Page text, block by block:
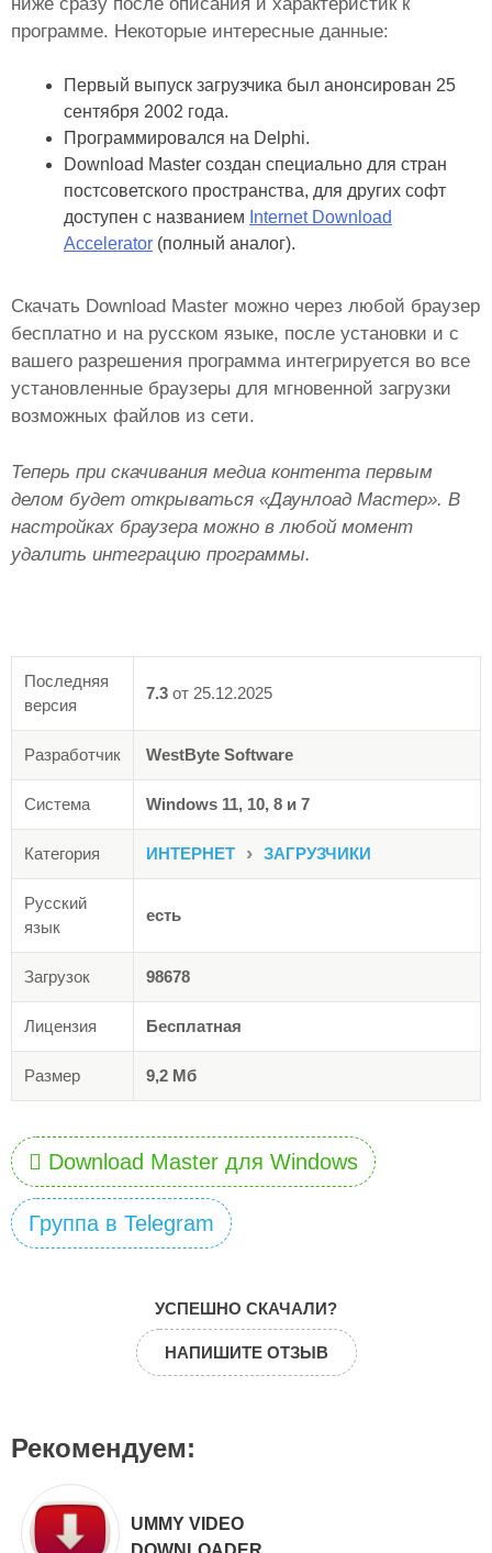
программе. Некоторые интересные данные:
Первый выпуск загрузчика был анонсирован 25
сентября 2002 года.
Программировался на Delphi.
Download Master создан специально для стран
постсоветского пространства, для других софт
доступен с названием Internet Download
Accelerator (полный аналог).
Скачать Download Master можно через любой браузер
бесплатно и на русском языке, после установки и с
вашего разрешения программа интегрируется во все
установленные браузеры для мгновенной загрузки
возможных файлов из сети.
Теперь при скачивания медиа контента первым
делом будет открываться «Даунлоад Мастер». В
настройках браузера можно в любой момент
удалить интеграцию программы.
Последняя
версия
7.3 от 25.12.2025
Разработчик WestByte Software
Система Windows 11, 10, 8 и 7
Категория ИНТЕРНЕТ › ЗАГРУЗЧИКИ
Русский
язык
есть
Загрузок 98678
Лицензия Бесплатная
Размер 9,2 Мб
Download Master для Windows
Группа в Telegram
УСПЕШНО СКАЧАЛИ?
НАПИШИТЕ ОТЗЫВ
Рекомендуем:
UMMY VIDEO